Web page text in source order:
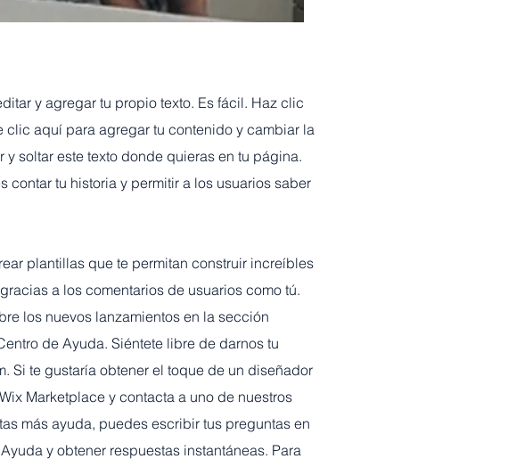
y agregar tu propio texto. Es fácil. Haz clic
clic aquí para agregar tu contenido y cambiar la
y soltar este texto donde quieras en tu página.
contar tu historia y permitir a los usuarios saber
plantillas que te permitan construir increíbles
a los comentarios de usuarios como tú.
los nuevos lanzamientos en la sección
de Ayuda. Siéntete libre de darnos tu
Si te gustaría obtener el toque de un diseñador
Marketplace y contacta a uno de nuestros
más ayuda, puedes escribir tus preguntas en
y obtener respuestas instantáneas. Para